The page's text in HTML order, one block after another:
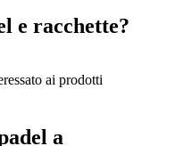
e racchette?
ai prodotti
a